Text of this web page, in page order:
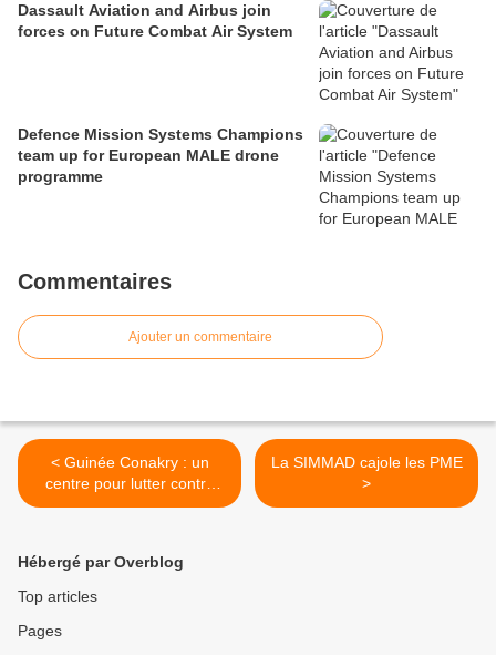
Dassault Aviation and Airbus join
forces on Future Combat Air System
Defence Mission Systems Champions
team up for European MALE drone
programme
Commentaires
Ajouter un commentaire
< Guinée Conakry : un
centre pour lutter contre
l’insécurité maritime
La SIMMAD cajole les PME
>
Hébergé par Overblog
Top articles
Pages